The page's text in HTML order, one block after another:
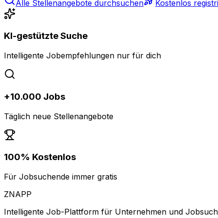
Alle Stellenangebote durchsuchen Kostenlos
KI-gestützte Suche
Intelligente Jobempfehlungen nur für dich
+10.000 Jobs
Täglich neue Stellenangebote
100% Kostenlos
Für Jobsuchende immer gratis
ZNAPP
Intelligente Job-Plattform für Unternehmen und